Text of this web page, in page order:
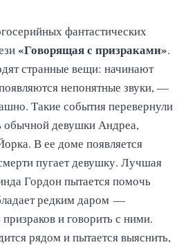
фантастических
«Говорящая с призраками».
странные вещи: начинают
непонятные звуки, —
Такие события перевернули
обычной девушки Андреа,
В ее доме появляется
пугает девушку. Лучшая
Гордон пытается помочь
редким даром —
и говорить с ними.
рядом и пытается выяснить,